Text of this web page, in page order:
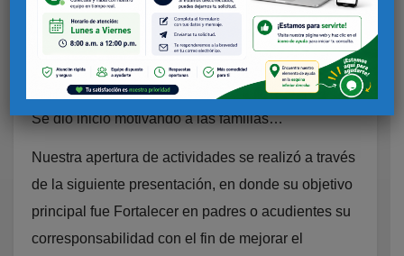
FAMILAR Y SU INCIDENCIA EN EL PROCESO
ACADÉMICO DE HIJOS O ACUDIDOS” ha tenido
gran acogida por parte de los padres y estudiantes.
Se dió inicio motivando a las familias…
Nuestra apertura de actividades se realizó a través
de la siguiente presentación, en donde su objetivo
principal fue Fortalecer en padres o acudientes su
corresponsabilidad con el fin de mejorar el